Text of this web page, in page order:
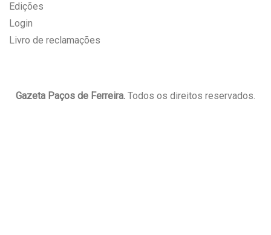
Edições
Login
Livro de reclamações
Gazeta Paços de Ferreira. Todos os direitos reservados.